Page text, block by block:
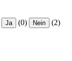
Ja (0) Nein (2)